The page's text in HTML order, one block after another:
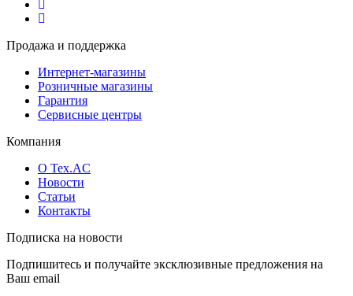
Продажа и поддержка
Интернет-магазины
Розничные магазины
Гарантия
Сервисные центры
Компания
О Tex.AC
Новости
Статьи
Контакты
Подписка на новости
Подпишитесь и получайте эксклюзивные предложения на
Ваш email